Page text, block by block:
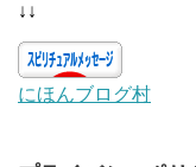
↓↓
にほんブログ村